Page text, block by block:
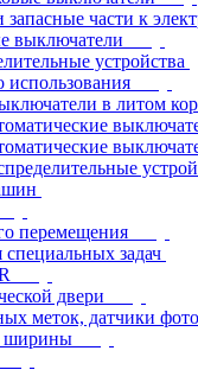
части к
выключатели
устройства
использования
в литом
перемещения
задач
двери
меток, датчики
ширины